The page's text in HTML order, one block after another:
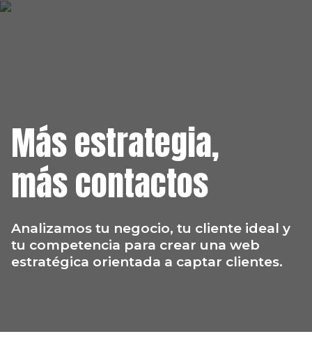
Más estrategia,
más contactos
Analizamos tu negocio, tu cliente ideal y
tu competencia para crear una web
estratégica orientada a captar clientes.